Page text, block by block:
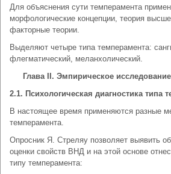
Для объяснения сути темперамента
морфологические концепции, теория
факторные теории.
Выделяют четыре типа темперамента:
флегматический, меланхолический.
Глава II. Эмпирическое
2.1. Психологическая диагностика типа
В настоящее время применяются разные
темперамента.
Опросник Я. Стреляу позволяет выявить
оценки свойств ВНД и на этой основе
типу темперамента: